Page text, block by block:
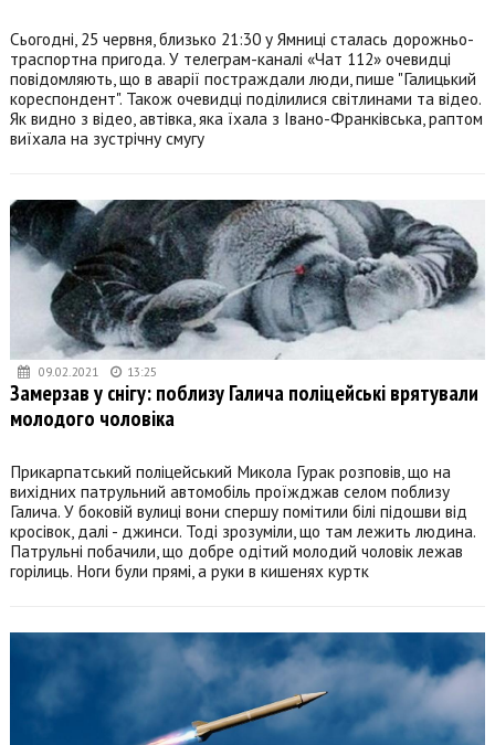
Сьогодні, 25 червня, близько 21:30 у Ямниці сталась дорожньо-
траспортна пригода. У телеграм-каналі «Чат 112» очевидці
повідомляють, що в аварії постраждали люди, пише "Галицький
кореспондент". Також очевидці поділилися світлинами та відео.
Як видно з відео, автівка, яка їхала з Івано-Франківська, раптом
виїхала на зустрічну смугу
09.02.2021 13:25
Замерзав у снігу: поблизу Галича поліцейські врятували
молодого чоловіка
Прикарпатський поліцейський Микола Гурак розповів, що на
вихідних патрульний автомобіль проїжджав селом поблизу
Галича. У боковій вулиці вони спершу помітили білі підошви від
кросівок, далі - джинси. Тоді зрозуміли, що там лежить людина.
Патрульні побачили, що добре одітий молодий чоловік лежав
горілиць. Ноги були прямі, а руки в кишенях куртк